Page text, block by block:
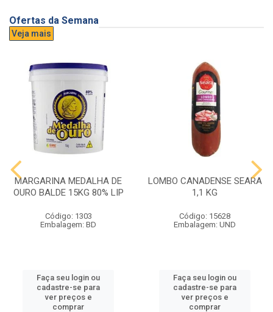
Ofertas da Semana
Veja mais
MARGARINA MEDALHA DE
OURO BALDE 15KG 80% LIP
Código: 1303
Embalagem: BD
Faça seu login ou
cadastre-se para
ver preços e
comprar
LOMBO CANADENSE SEARA
1,1 KG
Código: 15628
Embalagem: UND
Faça seu login ou
cadastre-se para
ver preços e
comprar